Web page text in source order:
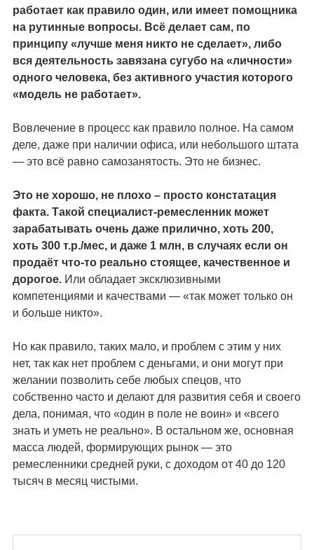
работает как правило один, или имеет помощника
на рутинные вопросы. Всё делает сам, по
принципу «лучше меня никто не сделает», либо
вся деятельность завязана сугубо на «личности»
одного человека, без активного участия которого
«модель не работает».
Вовлечение в процесс как правило полное. На самом
деле, даже при наличии офиса, или небольшого штата
— это всё равно самозанятость. Это не бизнес.
Это не хорошо, не плохо – просто констатация
факта. Такой специалист-ремесленник может
зарабатывать очень даже прилично, хоть 200,
хоть 300 т.р./мес, и даже 1 млн, в случаях если он
продаёт что-то реально стоящее, качественное и
дорогое.Или обладает эксклюзивными
компетенциями и качествами — «так может только он
и больше никто».
Но как правило, таких мало, и проблем с этим у них
нет, так как нет проблем с деньгами, и они могут при
желании позволить себе любых спецов, что
собственно часто и делают для развития себя и своего
дела, понимая, что «один в поле не воин» и «всего
знать и уметь не реально». В остальном же, основная
масса людей, формирующих рынок — это
ремесленники средней руки, с доходом от 40 до 120
тысяч в месяц чистыми.